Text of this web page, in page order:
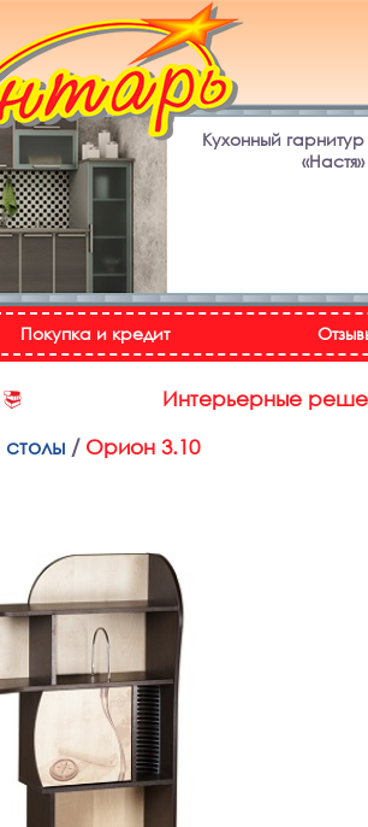
Кухонный гарнитур
«Настя»
Покупка и кредит
Интерьерные
/ Орион 3.10